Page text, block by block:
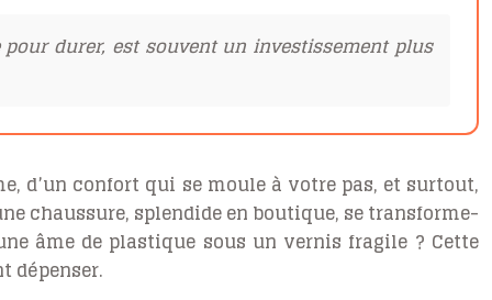
durer, est souvent un investissement plus
d’un confort qui se moule à votre pas, et surtout,
chaussure, splendide en boutique, se transforme-
âme de plastique sous un vernis fragile ? Cette
dépenser.